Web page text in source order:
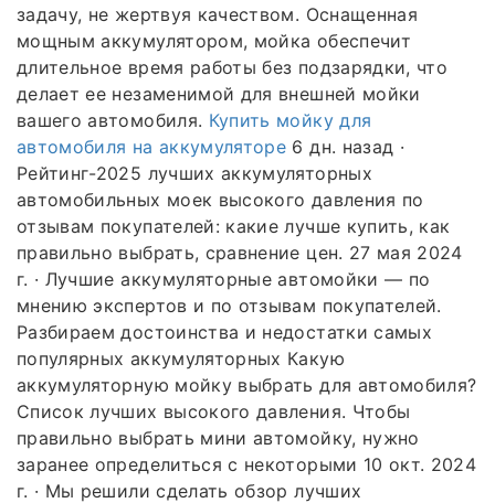
задачу, не жертвуя качеством. Оснащенная
мощным аккумулятором, мойка обеспечит
длительное время работы без подзарядки, что
делает ее незаменимой для внешней мойки
вашего автомобиля. Купить мойку для
автомобиля на аккумуляторе 6 дн. назад ·
Рейтинг-2025 лучших аккумуляторных
автомобильных моек высокого давления по
отзывам покупателей: какие лучше купить, как
правильно выбрать, сравнение цен. 27 мая 2024
г. · Лучшие аккумуляторные автомойки — по
мнению экспертов и по отзывам покупателей.
Разбираем достоинства и недостатки самых
популярных аккумуляторных Какую
аккумуляторную мойку выбрать для автомобиля?
Список лучших высокого давления. Чтобы
правильно выбрать мини автомойку, нужно
заранее определиться с некоторыми 10 окт. 2024
г. · Мы решили сделать обзор лучших